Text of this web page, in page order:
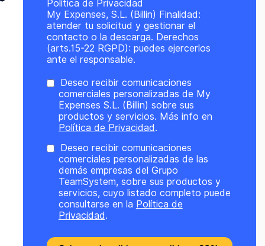
Política de Privacidad
My Expenses, S.L. (Billin) Finalidad:
atender tu solicitud y gestionar el
contacto o la descarga. Derechos
(arts.15-22 RGPD): puedes ejercerlos
ante el responsable.
Deseo recibir comunicaciones
comerciales personalizadas de My
Expenses S.L. (Billin) sobre sus
productos y servicios. Más info en
Política de Privacidad .
Deseo recibir comunicaciones
comerciales personalizadas de las
demás empresas del Grupo
TeamSystem, sobre sus productos y
servicios, cuyo listado completo puede
consultarse en la Política de
Privacidad .